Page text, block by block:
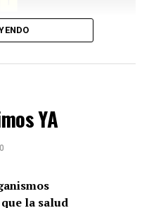
YA
la salud